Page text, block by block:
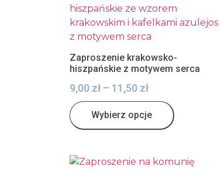
Zaproszenie krakowsko-
hiszpańskie z motywem serca
9,00 zł – 11,50 zł
Wybierz opcje